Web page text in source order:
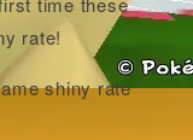
rate!
shiny rate